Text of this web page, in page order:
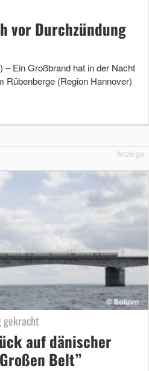
vor Durchzündung
– Ein Großbrand hat in der Nacht
Rübenberge (Region Hannover)
Anzeige
gekracht
auf dänischer
Belt”